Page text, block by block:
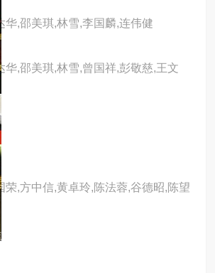
华,邵美琪,林雪,李国麟,连伟健
华,邵美琪,林雪,曾国祥,彭敬慈,王文
荣,方中信,黄卓玲,陈法蓉,谷德昭,陈望